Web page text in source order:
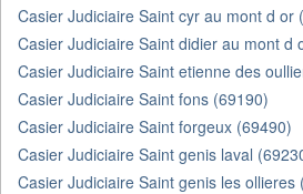
Casier Judiciaire Saint cyr au mont d or
Casier Judiciaire Saint didier au mont d
Casier Judiciaire Saint etienne des
Casier Judiciaire Saint fons (69190)
Casier Judiciaire Saint forgeux (69490)
Casier Judiciaire Saint genis laval
Casier Judiciaire Saint genis les ollieres